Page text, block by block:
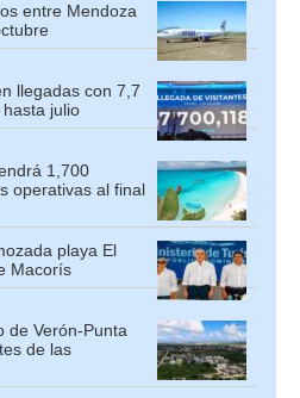
entre Mendoza
llegadas con 7,7
julio
1,700
operativas al final
playa El
Macorís
de Verón-Punta
de las